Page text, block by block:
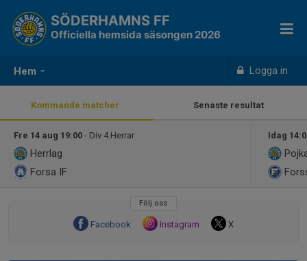
Hem Logga in
SÖDERHAMNS FF
Officiella hemsida säsongen 2026
Kommande matcher Senaste resultat
Fre 14 aug 19:00 - Div 4.Herrar
Herrlag
Forsa IF
Idag
Följ oss
Facebook Instagram X